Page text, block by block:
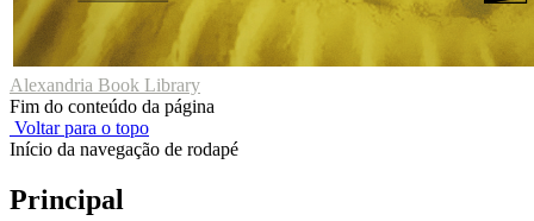
Alexandria Book Library
Fim do conteúdo da página
Voltar para o topo
Início da navegação de rodapé
Principal